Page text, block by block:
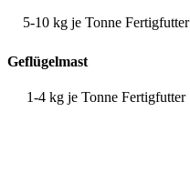
5-10 kg je Tonne Fertigfutter
Geflügelmast
1-4 kg je Tonne Fertigfutter